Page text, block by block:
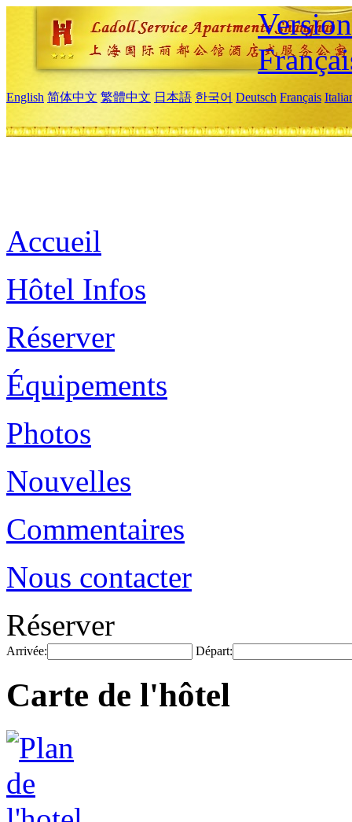
English 简体中文 繁體中文 日本語 한국어 Deutsch Français
Accueil
Hôtel Infos
Réserver
Équipements
Photos
Nouvelles
Commentaires
Nous contacter
Réserver
Arrivée: Départ:
Carte de l'hôtel